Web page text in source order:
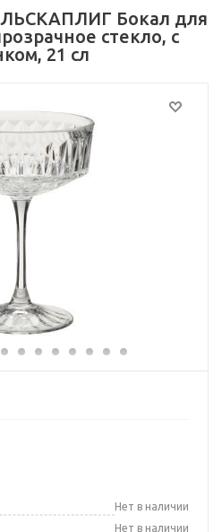
Бокал для
стекло, с
21 сл
Нет в наличии
Нет в наличии